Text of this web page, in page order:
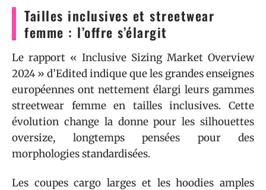
Tailles inclusives et streetwear
femme : l’offre s’élargit
Le rapport « Inclusive Sizing Market Overview
2024 » d’Edited indique que les grandes enseignes
européennes ont nettement élargi leurs gammes
streetwear femme en tailles inclusives. Cette
évolution change la donne pour les silhouettes
oversize, longtemps pensées pour des
morphologies standardisées.
Les coupes cargo larges et les hoodies amples